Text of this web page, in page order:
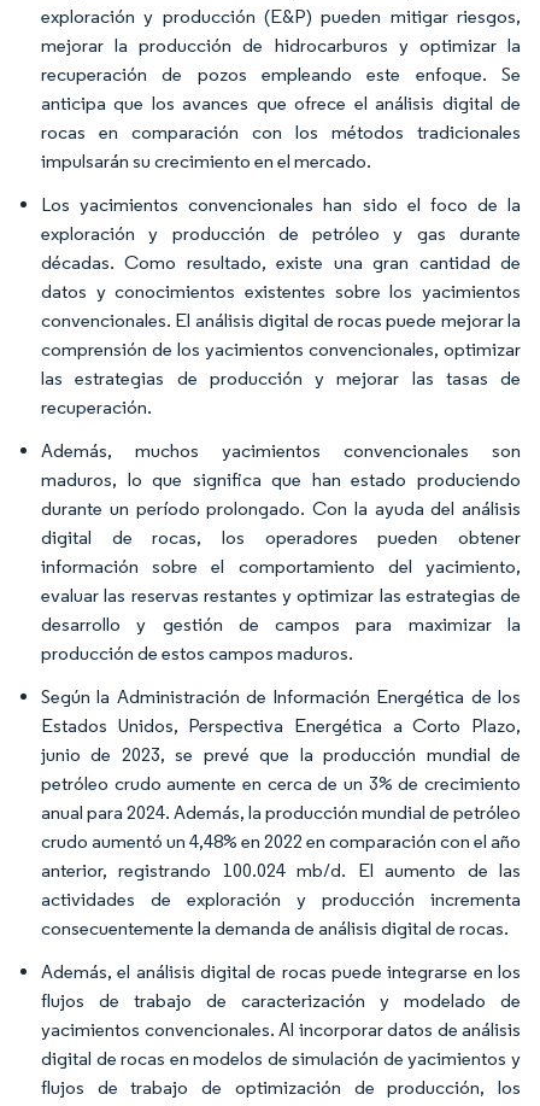
exploración y producción (E&P) pueden mitigar riesgos,
mejorar la producción de hidrocarburos y optimizar la
recuperación de pozos empleando este enfoque. Se
anticipa que los avances que ofrece el análisis digital de
rocas en comparación con los métodos tradicionales
impulsarán su crecimiento en el mercado.
Los yacimientos convencionales han sido el foco de la
exploración y producción de petróleo y gas durante
décadas. Como resultado, existe una gran cantidad de
datos y conocimientos existentes sobre los yacimientos
convencionales. El análisis digital de rocas puede mejorar la
comprensión de los yacimientos convencionales, optimizar
las estrategias de producción y mejorar las tasas de
recuperación.
Además, muchos yacimientos convencionales son
maduros, lo que significa que han estado produciendo
durante un período prolongado. Con la ayuda del análisis
digital de rocas, los operadores pueden obtener
información sobre el comportamiento del yacimiento,
evaluar las reservas restantes y optimizar las estrategias de
desarrollo y gestión de campos para maximizar la
producción de estos campos maduros.
Según la Administración de Información Energética de los
Estados Unidos, Perspectiva Energética a Corto Plazo,
junio de 2023, se prevé que la producción mundial de
petróleo crudo aumente en cerca de un 3% de crecimiento
anual para 2024. Además, la producción mundial de petróleo
crudo aumentó un 4,48% en 2022 en comparación con el año
anterior, registrando 100.024 mb/d. El aumento de las
actividades de exploración y producción incrementa
consecuentemente la demanda de análisis digital de rocas.
Además, el análisis digital de rocas puede integrarse en los
flujos de trabajo de caracterización y modelado de
yacimientos convencionales. Al incorporar datos de análisis
digital de rocas en modelos de simulación de yacimientos y
flujos de trabajo de optimización de producción, los